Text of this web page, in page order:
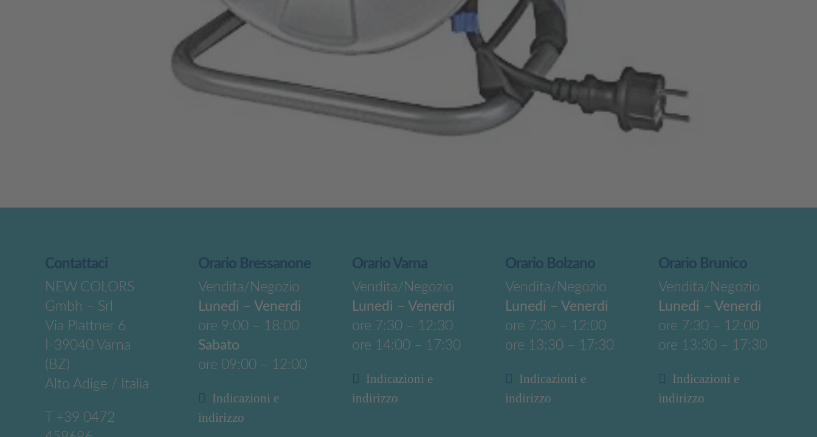
Contattaci
NEW COLORS
Gmbh – Srl
Via Plattner 6
I-39040 Varna
(BZ)
Alto Adige / Italia
+39 0472
Orario Bressanone
Vendita/Negozio
Lunedi – Venerdi
ore 9:00 – 18:00
Sabato
ore 09:00 – 12:00
Indicazioni e
indirizzo
Orario Varna
Vendita/Negozio
Lunedi – Venerdi
ore 7:30 – 12:30
ore 14:00 – 17:30
Indicazioni e
indirizzo
Orario Bolzano
Vendita/Negozio
Lunedi – Venerdi
ore 7:30 – 12:00
ore 13:30 – 17:30
Indicazioni e
indirizzo
Orario Brunico
Vendita/Negozio
Lunedi – Venerdi
ore 7:30 – 12:00
ore 13:30 – 17:30
Indicazioni e
indirizzo